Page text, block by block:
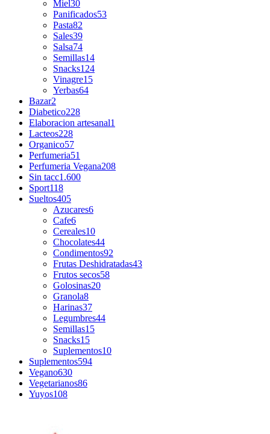
Miel30
Panificados53
Pasta82
Sales39
Salsa74
Semillas14
Snacks124
Vinagre15
Yerbas64
Bazar2
Diabetico228
Elaboracion artesanal1
Lacteos228
Organico57
Perfumeria51
Perfumeria Vegana208
Sin tacc1.600
Sport118
Sueltos405
Azucares6
Cafe6
Cereales10
Chocolates44
Condimentos92
Frutas Deshidratadas43
Frutos secos58
Golosinas20
Granola8
Harinas37
Legumbres44
Semillas15
Snacks15
Suplementos10
Suplementos594
Vegano630
Vegetarianos86
Yuyos108